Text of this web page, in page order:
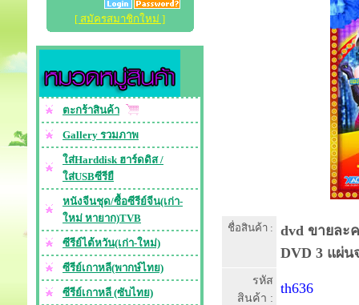
[ สมัครสมาชิกใหม่ ]
ตะกร้าสินค้า
Gallery รวมภาพ
ใส่Harddisk ฮาร์ดดิส /
ใส่USBซีรียื
หนังจีนชุด/ซื้อซีรีย์จีน(เก่า-
ใหม่ หายาก)TVB
ซีรีย์ไต้หวัน(เก่า-ใหม่)
ซีรีย์เกาหลี(พากษ์ไทย)
ซีรีย์เกาหลี (ซับไทย)
ชื่อสินค้า :
dvd ขายละ
DVD 3 แผ่น
รหัส
สินค้า :
th636